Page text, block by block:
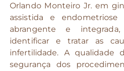
Orlando Monteiro Jr. em
assistida e
abrangente e
identificar e tratar as
infertilidade. A qualidade
segurança dos